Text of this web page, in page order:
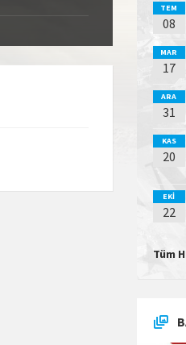
TEM
08
MAR
17
ARA
31
KAS
20
EKI
22
Tüm